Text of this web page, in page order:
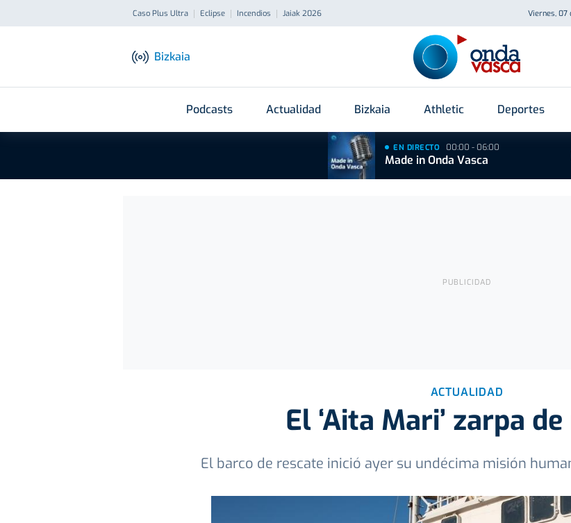
Caso Plus Ultra Eclipse Incendios Jaiak 2026 Viernes, 07
Bizkaia
Podcasts Actualidad Bizkaia Athletic Deportes
EN DIRECTO 00:00 - 06:00
Made in Onda Vasca
ACTUALIDAD
El ‘Aita Mari’ zarpa
El barco de rescate inició ayer su undécima misión